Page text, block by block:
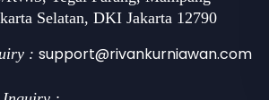
Selatan, DKI Jakarta 12790
: support@rivankurniawan.com